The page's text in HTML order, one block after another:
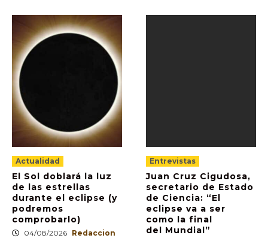
Actualidad
El Sol doblará la luz
de las estrellas
durante el eclipse (y
podremos
comprobarlo)
04/08/2026 Redaccion
Entrevistas
Juan Cruz Cigudosa,
secretario de Estado
de Ciencia: “El
eclipse va a ser
como la final
del Mundial”